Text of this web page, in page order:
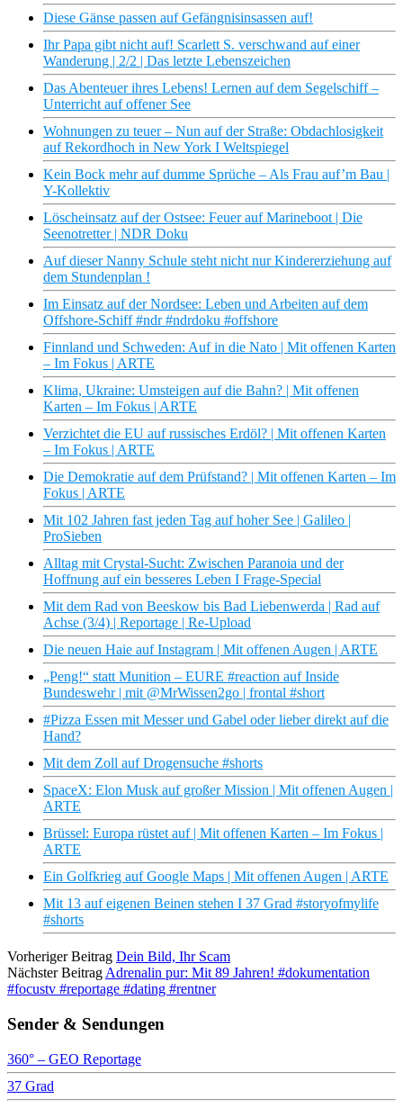
Diese Gänse passen auf Gefängnisinsassen auf!
Ihr Papa gibt nicht auf! Scarlett S. verschwand auf einer
Wanderung | 2/2 | Das letzte Lebenszeichen
Das Abenteuer ihres Lebens! Lernen auf dem Segelschiff –
Unterricht auf offener See
Wohnungen zu teuer – Nun auf der Straße: Obdachlosigkeit
auf Rekordhoch in New York I Weltspiegel
Kein Bock mehr auf dumme Sprüche – Als Frau auf’m Bau |
Y-Kollektiv
Löscheinsatz auf der Ostsee: Feuer auf Marineboot | Die
Seenotretter | NDR Doku
Auf dieser Nanny Schule steht nicht nur Kindererziehung auf
dem Stundenplan !
Im Einsatz auf der Nordsee: Leben und Arbeiten auf dem
Offshore-Schiff #ndr #ndrdoku #offshore
Finnland und Schweden: Auf in die Nato | Mit offenen Karten
– Im Fokus | ARTE
Klima, Ukraine: Umsteigen auf die Bahn? | Mit offenen
Karten – Im Fokus | ARTE
Verzichtet die EU auf russisches Erdöl? | Mit offenen Karten
– Im Fokus | ARTE
Die Demokratie auf dem Prüfstand? | Mit offenen Karten – Im
Fokus | ARTE
Mit 102 Jahren fast jeden Tag auf hoher See | Galileo |
ProSieben
Alltag mit Crystal-Sucht: Zwischen Paranoia und der
Hoffnung auf ein besseres Leben I Frage-Special
Mit dem Rad von Beeskow bis Bad Liebenwerda | Rad auf
Achse (3/4) | Reportage | Re-Upload
Die neuen Haie auf Instagram | Mit offenen Augen | ARTE
„Peng!“ statt Munition – EURE #reaction auf Inside
Bundeswehr | mit @MrWissen2go | frontal #short
#Pizza Essen mit Messer und Gabel oder lieber direkt auf die
Hand?
Mit dem Zoll auf Drogensuche #shorts
SpaceX: Elon Musk auf großer Mission | Mit offenen Augen |
ARTE
Brüssel: Europa rüstet auf | Mit offenen Karten – Im Fokus |
ARTE
Ein Golfkrieg auf Google Maps | Mit offenen Augen | ARTE
Mit 13 auf eigenen Beinen stehen I 37 Grad #storyofmylife
#shorts
Vorheriger Beitrag Dein Bild, Ihr Scam
Nächster Beitrag Adrenalin pur: Mit 89 Jahren! #dokumentation
#focustv #reportage #dating #rentner
Sender & Sendungen
360° – GEO Reportage
37 Grad